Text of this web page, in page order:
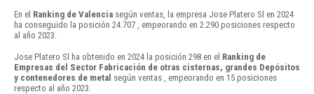
En el Ranking de Valencia según ventas, la empresa Jose Platero Sl en 2024
ha conseguido la posición 24.707 , empeorando en 2.290 posiciones respecto
al año 2023.
Jose Platero Sl ha obtenido en 2024 la posición 298 en el Ranking de
Empresas del Sector Fabricación de otras cisternas, grandes Depósitos
y contenedores de metal según ventas , empeorando en 15 posiciones
respecto al año 2023.